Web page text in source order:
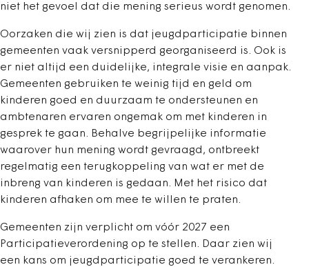
niet het gevoel dat die mening serieus wordt genomen.
Oorzaken die wij zien is dat jeugdparticipatie binnen
gemeenten vaak versnipperd georganiseerd is. Ook is
er niet altijd een duidelijke, integrale visie en aanpak.
Gemeenten gebruiken te weinig tijd en geld om
kinderen goed en duurzaam te ondersteunen en
ambtenaren ervaren ongemak om met kinderen in
gesprek te gaan. Behalve begrijpelijke informatie
waarover hun mening wordt gevraagd, ontbreekt
regelmatig een terugkoppeling van wat er met de
inbreng van kinderen is gedaan. Met het risico dat
kinderen afhaken om mee te willen te praten.
Gemeenten zijn verplicht om vóór 2027 een
Participatieverordening op te stellen. Daar zien wij
een kans om jeugdparticipatie goed te verankeren.